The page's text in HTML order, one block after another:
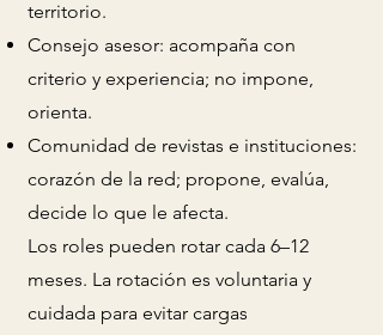
territorio.
Consejo asesor: acompaña con
criterio y experiencia; no impone,
orienta.
Comunidad de revistas e instituciones:
corazón de la red; propone, evalúa,
decide lo que le afecta.
Los roles pueden rotar cada 6–12
meses. La rotación es voluntaria y
cuidada para evitar cargas